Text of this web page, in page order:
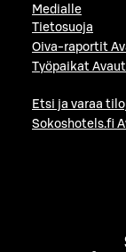
Medialle
Tietosuoja
Oiva-raportit
Työpaikat
Etsi ja varaa
Sokoshotels.fi